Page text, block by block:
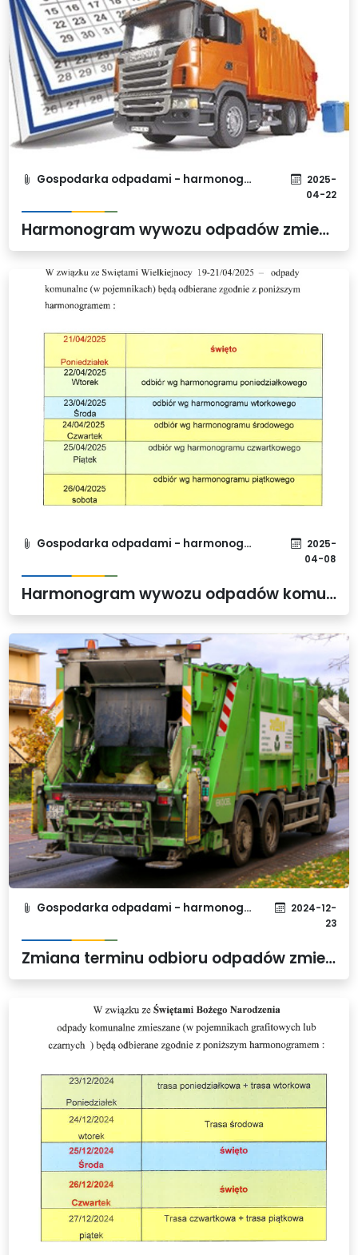
Gospodarka odpadami - harmonogram
2025-
04-22
Harmonogram wywozu odpadów zmieszanych w okresie majówkowym od 28.04.2025 - 04.05.2025
Gospodarka odpadami - harmonogram
2025-
04-08
Harmonogram wywozu odpadów komunalnych w okresie Wielkanocy 2025
Gospodarka odpadami - harmonogram
2024-12-
23
Zmiana terminu odbioru odpadów zmieszanych w związku z dniem 01.01.2025 r.